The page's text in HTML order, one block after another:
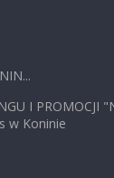
I PROMOCJI
w Koninie